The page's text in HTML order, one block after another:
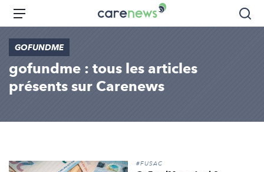
Aller
principal
Carenews,
Le
acteurs
de
l'engagement
Menu
GOFUNDME
gofundme : tous les articles
présents sur Carenews
#FUSAC